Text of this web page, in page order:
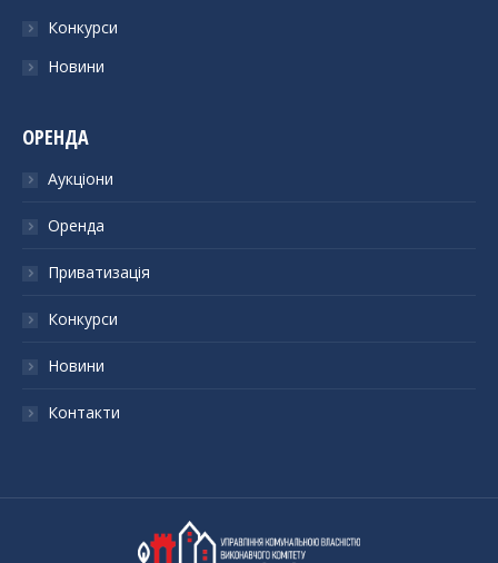
Конкурси
Новини
ОРЕНДА
Аукціони
Оренда
Приватизація
Конкурси
Новини
Контакти